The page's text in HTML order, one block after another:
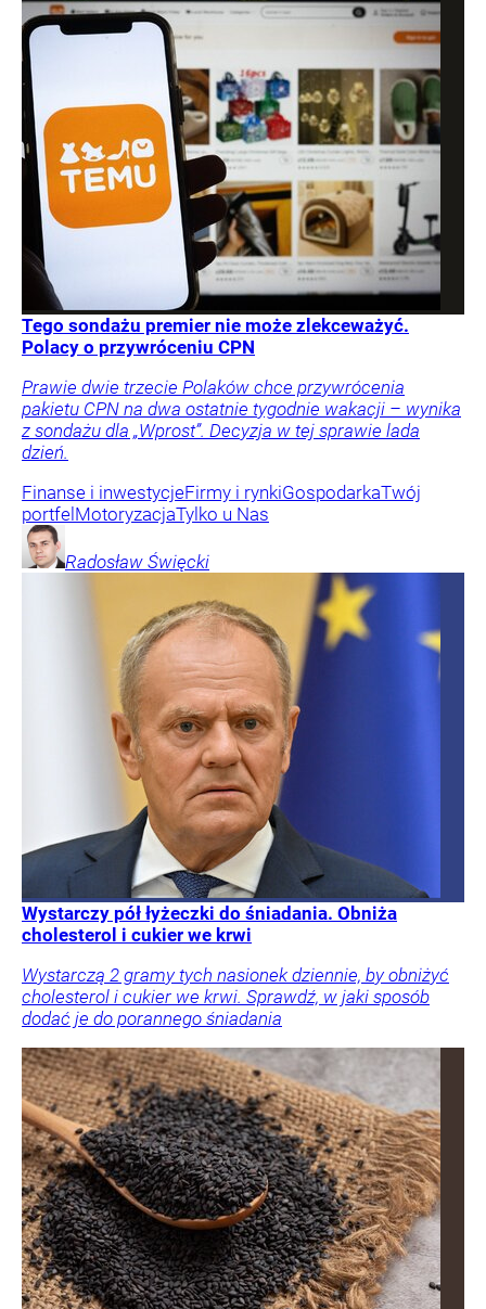
Tego sondażu premier nie może zlekceważyć.
Polacy o przywróceniu CPN
Prawie dwie trzecie Polaków chce przywrócenia
pakietu CPN na dwa ostatnie tygodnie wakacji – wynika
z sondażu dla „Wprost”. Decyzja w tej sprawie lada
dzień.
Finanse i inwestycjeFirmy i rynkiGospodarkaTwój
portfel MotoryzacjaTylko u Nas
Radosław Święcki
Wystarczy pół łyżeczki do śniadania. Obniża
cholesterol i cukier we krwi
Wystarczą 2 gramy tych nasionek dziennie, by obniżyć
cholesterol i cukier we krwi. Sprawdź, w jaki sposób
dodać je do porannego śniadania